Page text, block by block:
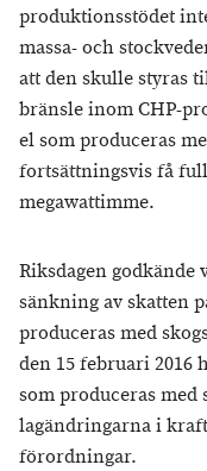
produktionsstödet
massa- och
att den skulle styras
bränsle inom CHP-
el som produceras
fortsättningsvis få
megawattimme.
Riksdagen godkände
sänkning av skatten
produceras med
den 15 februari 2016
som produceras med
lagändringarna i kraft
förordningar.